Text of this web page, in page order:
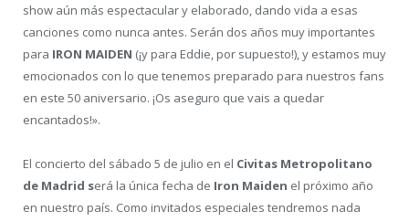
show aún más espectacular y elaborado, dando vida a esas
canciones como nunca antes. Serán dos años muy importantes
para IRON MAIDEN (¡y para Eddie, por supuesto!), y estamos muy
emocionados con lo que tenemos preparado para nuestros fans
en este 50 aniversario. ¡Os aseguro que vais a quedar
encantados!».
El concierto del sábado 5 de julio en el Civitas Metropolitano
de Madrid será la única fecha de Iron Maiden el próximo año
en nuestro país. Como invitados especiales tendremos nada